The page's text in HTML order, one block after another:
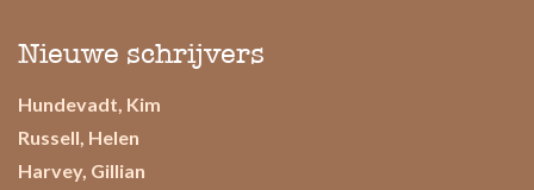
Nieuwe schrijvers
Hundevadt, Kim
Russell, Helen
Harvey, Gillian